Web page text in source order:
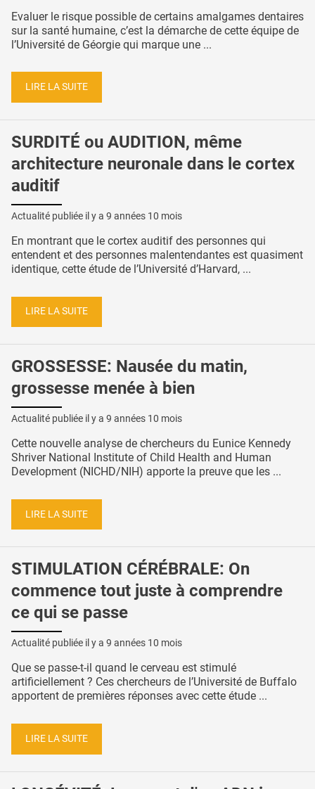
Evaluer le risque possible de certains amalgames dentaires
sur la santé humaine, c’est la démarche de cette équipe de
l’Université de Géorgie qui marque une ...
LIRE LA SUITE
SURDITÉ ou AUDITION, même
architecture neuronale dans le cortex
auditif
Actualité publiée il y a 9 années 10 mois
En montrant que le cortex auditif des personnes qui
entendent et des personnes malentendantes est quasiment
identique, cette étude de l’Université d’Harvard, ...
LIRE LA SUITE
GROSSESSE: Nausée du matin,
grossesse menée à bien
Actualité publiée il y a 9 années 10 mois
Cette nouvelle analyse de chercheurs du Eunice Kennedy
Shriver National Institute of Child Health and Human
Development (NICHD/NIH) apporte la preuve que les ...
LIRE LA SUITE
STIMULATION CÉRÉBRALE: On
commence tout juste à comprendre
ce qui se passe
Actualité publiée il y a 9 années 10 mois
Que se passe-t-il quand le cerveau est stimulé
artificiellement ? Ces chercheurs de l’Université de Buffalo
apportent de premières réponses avec cette étude ...
LIRE LA SUITE